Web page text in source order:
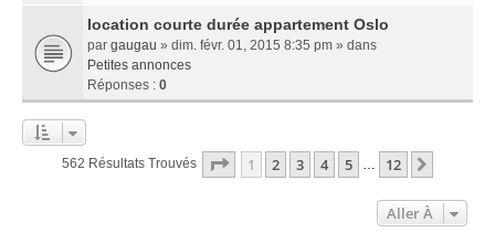
location courte durée appartement Oslo
par gaugau » dim. févr. 01, 2015 8:35 pm » dans
Petites annonces
Réponses : 0
562 Résultats Trouvés Page 1Sur
1 2 3 4 5 … 12
Aller À